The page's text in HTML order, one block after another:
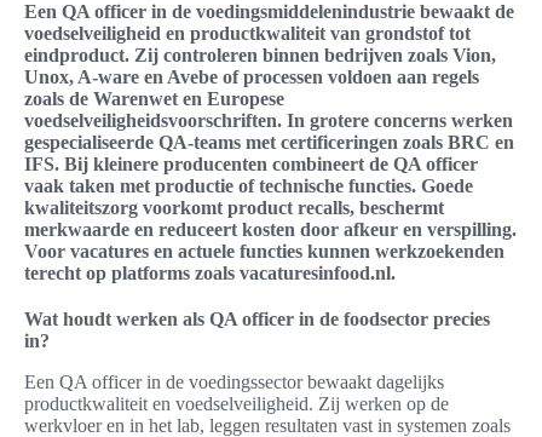
Een QA officer in de voedingsmiddelenindustrie bewaakt de
voedselveiligheid en productkwaliteit van grondstof tot
eindproduct. Zij controleren binnen bedrijven zoals Vion,
Unox, A-ware en Avebe of processen voldoen aan regels
zoals de Warenwet en Europese
voedselveiligheidsvoorschriften. In grotere concerns werken
gespecialiseerde QA-teams met certificeringen zoals BRC en
IFS. Bij kleinere producenten combineert de QA officer
vaak taken met productie of technische functies. Goede
kwaliteitszorg voorkomt product recalls, beschermt
merkwaarde en reduceert kosten door afkeur en verspilling.
Voor vacatures en actuele functies kunnen werkzoekenden
terecht op platforms zoals vacaturesinfood.nl.
Wat houdt werken als QA officer in de foodsector precies
in?
Een QA officer in de voedingssector bewaakt dagelijks
productkwaliteit en voedselveiligheid. Zij werken op de
werkvloer en in het lab, leggen resultaten vast in systemen zoals